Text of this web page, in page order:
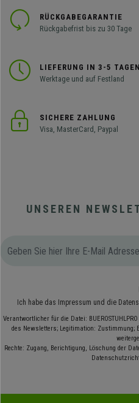
RÜCKGABEGARANTIE
Rückgabefrist bis zu 30 Tage
LIEFERUNG IN 3-5 TAGEN
Werktage und auf Festland
SICHERE ZAHLUNG
Visa, MasterCard, Paypal
UNSEREN
Ich habe das Impressum und die
Verantwortlicher für die Datei:
des Newsletters; Legitimation: Zustimmung;
Rechte: Zugang, Berichtigung, Löschung der